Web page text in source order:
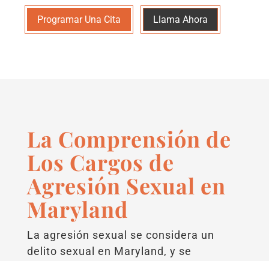
Programar Una Cita Llama Ahora
La Comprensión de
Los Cargos de
Agresión Sexual en
Maryland
La agresión sexual se considera un
delito sexual en Maryland, y se